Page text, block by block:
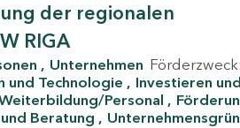
der regionalen
RIGA
Unternehmen Förderzweck:
und Technologie
Investieren
Personal
Beratung